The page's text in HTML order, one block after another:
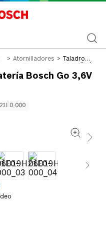
Atornilladores
Taladro
a Batería
Bosch Go
Bosch Go 3,6V
000